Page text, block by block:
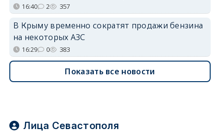
16:40 2 357
В Крыму временно сократят продажи бензина
на некоторых АЗС
16:29 0 383
Показать все новости
Лица Севастополя